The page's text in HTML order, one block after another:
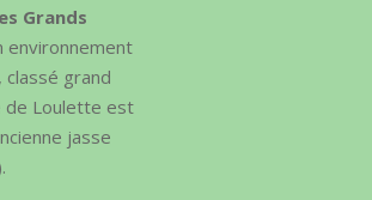
Grands
environnement
grand
de Loulette est
jasse